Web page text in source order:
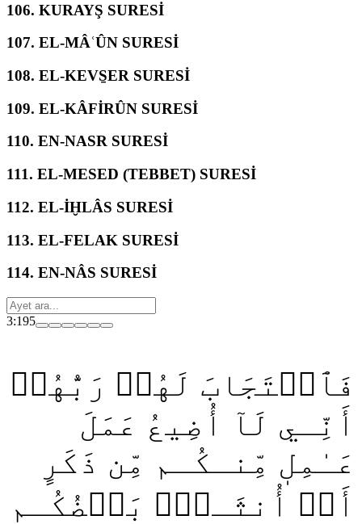
106. KURAYŞ SURESİ
107. EL-MÂʿÛN SURESİ
108. EL-KEVS̱ER SURESİ
109. EL-KÂFİRÛN SURESİ
110. EN-NASR SURESİ
111. EL-MESED (TEBBET) SURESİ
112. EL-İḪLÂS SURESİ
113. EL-FELAK SURESİ
114. EN-NÂS SURESİ
3:195
فَٱسۡتَجَابَ لَهُمۡ رَبُّهُمۡ
أَنِّـي لَآ أُضِيعُ عَمَلَ
عَـٰمِلٖ مِّنـكُـم مِّن ذَكَرٍ
أَوۡ أُنثَـىٰۖ بَعۡضُكُـم